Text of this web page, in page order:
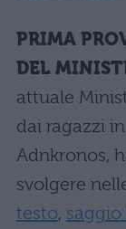
PRIMA
DEL
attuale
dai ragazzi
Adnkronos,
svolgere
testo, saggio